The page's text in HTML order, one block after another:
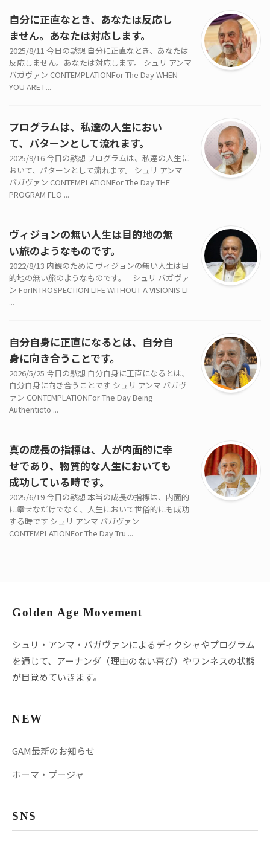
自分に正直なとき、あなたは反応し
ません。あなたは対応します。
2025/8/11 今日の黙想 自分に正直なとき、あなたは
反応しません。あなたは対応します。 シュリ アンマ
バガヴァン CONTEMPLATIONFor The Day WHEN
YOU ARE I ...
プログラムは、私達の人生におい
て、パターンとして流れます。
2025/9/16 今日の黙想 プログラムは、私達の人生に
おいて、パターンとして流れます。 シュリ アンマ
バガヴァン CONTEMPLATIONFor The Day THE
PROGRAM FLO ...
ヴィジョンの無い人生は目的地の無
い旅のようなものです。
2022/8/13 内観のために ヴィジョンの無い人生は目
的地の無い旅のようなものです。 - シュリ バガヴァ
ン ForINTROSPECTION LIFE WITHOUT A VISIONIS LI
...
自分自身に正直になるとは、自分自
身に向き合うことです。
2026/5/25 今日の黙想 自分自身に正直になるとは、
自分自身に向き合うことです シュリ アンマ バガヴ
ァン CONTEMPLATIONFor The Day Being
Authenticto ...
真の成長の指標は、人が内面的に幸
せであり、物質的な人生においても
成功している時です。
2025/6/19 今日の黙想 本当の成長の指標は、内面的
に幸せなだけでなく、人生において世俗的にも成功
する時です シュリ アンマ バガヴァン
CONTEMPLATIONFor The Day Tru ...
Golden Age Movement
シュリ・アンマ・バガヴァンによるディクシャやプログラム
を通じて、アーナンダ（理由のない喜び）やワンネスの状態
が目覚めていきます。
NEW
GAM最新のお知らせ
ホーマ・プージャ
SNS